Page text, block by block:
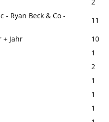
- Ryan Beck & Co -
11
+ Jahr
10
1
2
1
1
1